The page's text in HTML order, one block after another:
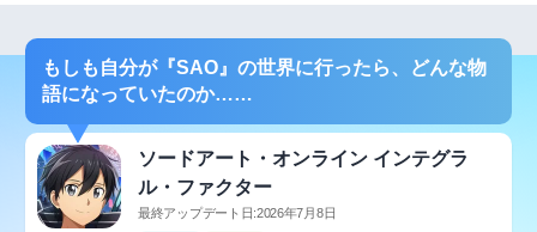
もしも自分が『SAO』の世界に行ったら、どんな物
語になっていたのか……
ソードアート・オンライン インテグラ
ル・ファクター
最終アップデート日:2026年7月8日